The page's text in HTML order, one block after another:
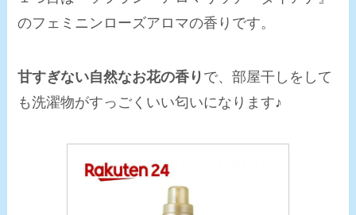
のフェミニンローズアロマの香り です。
甘すぎない自然なお花の香り で、部屋干しをして
も洗濯物がすっごくいい匂いになります♪